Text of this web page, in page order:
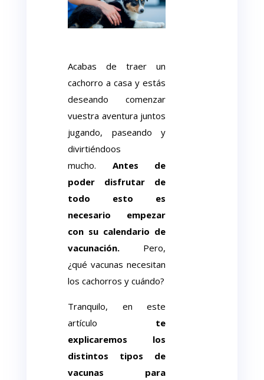
Acabas de traer un
cachorro a casa y estás
deseando comenzar
vuestra aventura juntos
jugando, paseando y
divirtiéndoos
mucho.
Antes
de
poder disfrutar de
todo esto es
necesario empezar
con su calendario de
vacunación. Pero,
¿qué vacunas necesitan
los cachorros y cuándo?
Tranquilo, en este
artículo te
explicaremos los
distintos tipos de
vacunas para